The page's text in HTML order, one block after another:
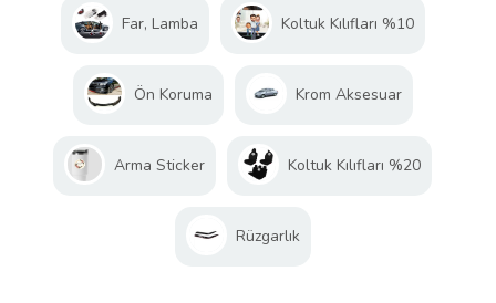
Far, Lamba Koltuk Kılıfları %10
Ön Koruma Krom Aksesuar
Arma Sticker Koltuk Kılıfları %20
Rüzgarlık